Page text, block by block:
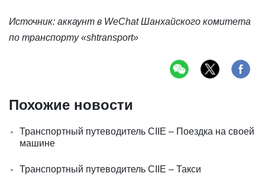
Источник: аккаунт в WeChat Шанхайского комитета
по транспорту «shtransport»
Похожие новости
Транспортный путеводитель CIIE – Поездка на своей
машине
Транспортный путеводитель CIIE – Такси